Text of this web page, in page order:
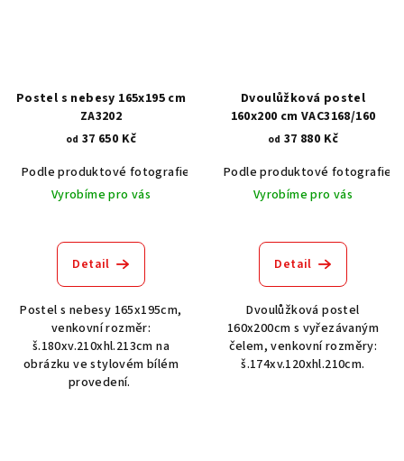
Postel s nebesy 165x195 cm
ZA3202
od 37 650 Kč
Podle produktové fotografie
Bílá Bílá s patinou BT9001-A6
Vyrobíme pro vás
Detail
Postel s nebesy 165x195cm,
venkovní rozměr:
š.180xv.210xhl.213cm na
obrázku ve stylovém bílém
provedení.
Dvoulůžková postel
160x200 cm VAC3168/160
od 37 880 Kč
Podle produktové fotografie
Vyrobíme pro vás
Detail
Dvoulůžková postel
160x200cm s vyřezávaným
čelem, venkovní rozměry:
š.174xv.120xhl.210cm.